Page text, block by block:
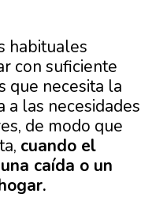
habituales
con suficiente
que necesita la
a las necesidades
de modo que
cuando el
caída o un